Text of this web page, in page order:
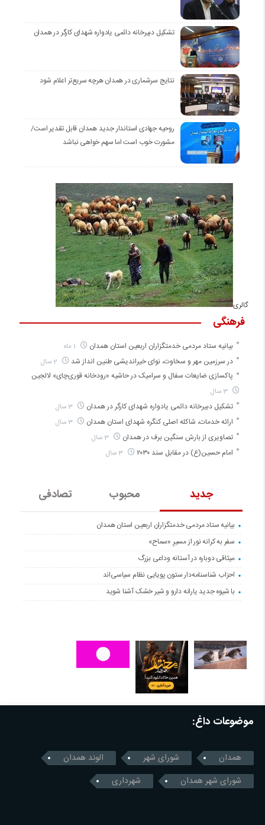
تشکیل دبیرخانه دائمی یادواره شهدای کارگر در همدان
نتایج سرشماری در همدان هرچه سریع‌تر اعلام شود
روحیه جهادی استاندار جدید همدان قابل تقدیر است/
مشورت خوب است اما سهم خواهی نباشد
گالری
جدید محبوب تصادفی
بیانیه ستاد مردمی خدمتگزاران اربعین استان همدان
سفر به کرانه‌ نور از مسیرِ «سماح»
میثاقی دوباره در آستانه‌ وداعی بزرگ
احزاب شناسنامه‌دار ستون پویایی نظام سیاسی‌اند
با شیوه جدید یارانه دارو و شیر خشک آشنا شوید
فرهنگی
بیانیه ستاد مردمی خدمتگزاران اربعین استان همدان
در سرزمین مهر و سخاوت، نوای خیراندیشی طنین انداز شد
پاکسازی ضایعات سفال و سرامیک در حاشیه «رودخانه قوری‌چای» لالجین
3 سال
تشکیل دبیرخانه دائمی یادواره شهدای کارگر در همدان 3 سال
ارائه خدمات، شاکله اصلی کنگره شهدای استان همدان 3 سال
تصاویری از بارش سنگین برف در همدان 3 سال
امام حسین(ع) در مقابل سند ۲۰۳۰ 3 سال
موضوعات داغ:
همدان شورای شهر
الوند همدان
شورای شهر همدان
شهرداری